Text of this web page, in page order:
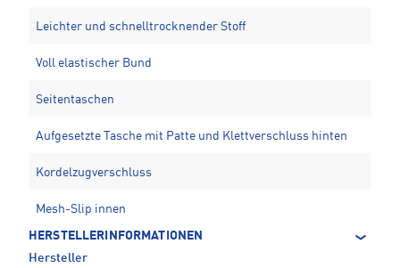
Leichter und schnelltrocknender Stoff
Voll elastischer Bund
Seitentaschen
Aufgesetzte Tasche mit Patte und Klettverschluss hinten
Kordelzugverschluss
Mesh-Slip innen
HERSTELLERINFORMATIONEN
Hersteller